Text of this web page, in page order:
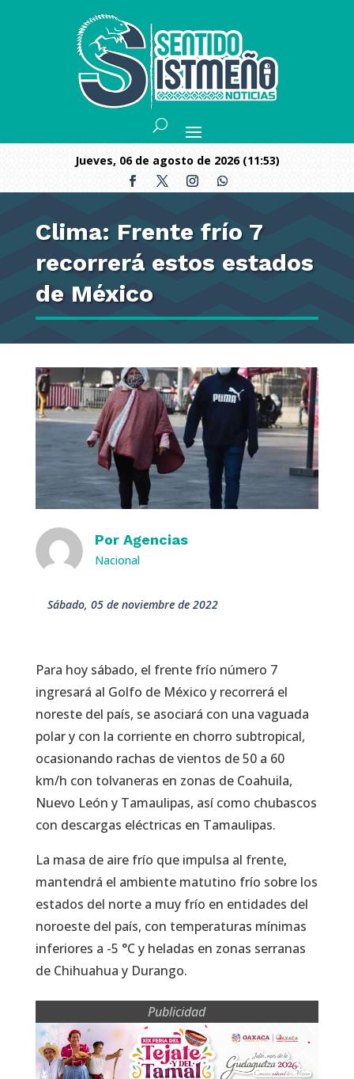
jueves, 06 de agosto de 2026 (11:53)
Clima: Frente frío 7
recorrerá estos estados
de México
Por Agencias
Nacional
sábado, 05 de noviembre de 2022
Para hoy sábado, el frente frío número 7
ingresará al Golfo de México y recorrerá el
noreste del país, se asociará con una vaguada
polar y con la corriente en chorro subtropical,
ocasionando rachas de vientos de 50 a 60
km/h con tolvaneras en zonas de Coahuila,
Nuevo León y Tamaulipas, así como chubascos
con descargas eléctricas en Tamaulipas.
La masa de aire frío que impulsa al frente,
mantendrá el ambiente matutino frío sobre los
estados del norte a muy frío en entidades del
noroeste del país, con temperaturas mínimas
inferiores a -5 °C y heladas en zonas serranas
de Chihuahua y Durango.
Publicidad